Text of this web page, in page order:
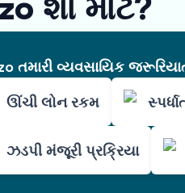
તમારી વ્યવસાયિક
ઊંચી લોન રકમ
ઝડપી મંજૂરી પ્રક્રિયા